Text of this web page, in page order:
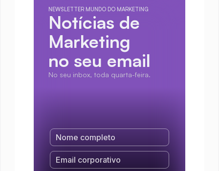
NEWSLETTER MUNDO DO MARKETING
Notícias de
Marketing
no seu email
No seu inbox, toda quarta-feira.